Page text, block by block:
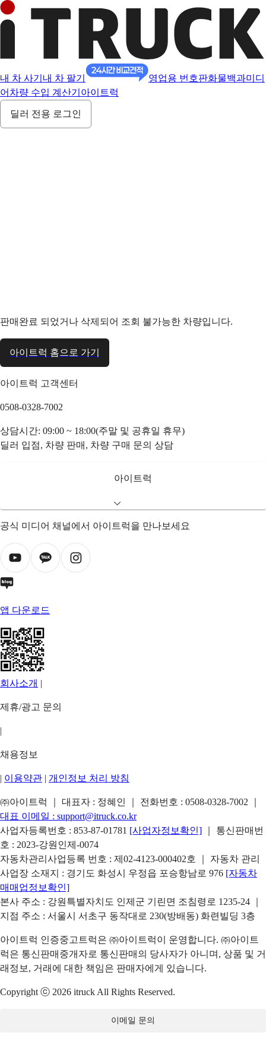
내 차 사기 내 차 팔기 영업용 번호판화물백과미디
어 차량 수입 계산기 아이트럭
딜러 전용 로그인
판매완료 되었거나 삭제되어 조회 불가능한 차량입니다.
아이트럭 홈으로 가기
아이트럭 고객센터
0508-0328-7002
상담시간: 09:00 ~ 18:00(주말 및 공휴일 휴무)
딜러 입점, 차량 판매, 차량 구매 문의 상담
아이트럭
공식 미디어 채널에서 아이트럭을 만나보세요
앱 다운로드
회사소개 |
제휴/광고 문의
|
채용정보
| 이용약관 | 개인정보 처리 방침
㈜아이트럭 ｜ 대표자 : 정혜인 ｜ 전화번호 : 0508-0328-7002
대표 이메일 : support@itruck.co.kr
사업자등록번호 : 853-87-01781 [사업자정보확인]
｜ 통신판매번
호 : 2023-강원인제-0074
자동차관리사업등록 번호 : 제02-4123-000402호 ｜ 자동차 관리
사업장 소재지 : 경기도 화성시 우정읍 포승항남로 976 [자동차
매매업정보확인]
본사 주소 : 강원특별자치도 인제군 기린면 조침령로 1235-24 ｜
지점 주소 : 서울시 서초구 동작대로 230(방배동) 화련빌딩 3층
아이트럭 인증중고트럭은 ㈜아이트럭이 운영합니다. ㈜아이트
럭은 통신판매중개자로 통신판매의 당사자가 아니며, 상품 및 거
래정보, 거래에 대한 책임은 판매자에게 있습니다.
Copyright ⓒ 2026 itruck All Rights Reserved.
이메일 문의